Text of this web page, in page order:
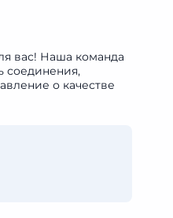
вас! Наша команда
соединения,
о качестве